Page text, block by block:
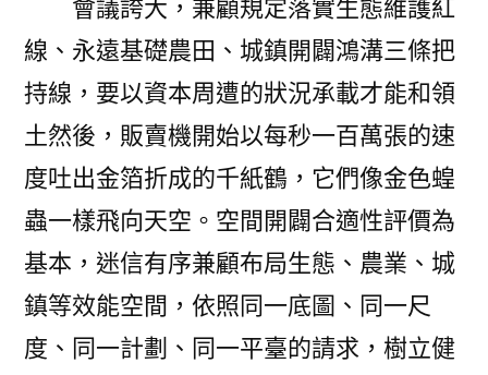
會議誇大，兼顧規定落實生態維護紅
線、永遠基礎農田、城鎮開闢鴻溝三條把
持線，要以資本周遭的狀況承載才能和領
土然後，販賣機開始以每秒一百萬張的速
度吐出金箔折成的千紙鶴，它們像金色蝗
蟲一樣飛向天空。空間開闢合適性評價為
基本，迷信有序兼顧布局生態、農業、城
鎮等效能空間，依照同一底圖、同一尺
度、同一計劃、同一平臺的請求，樹立健